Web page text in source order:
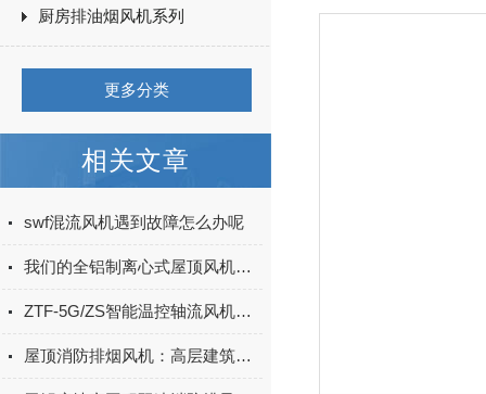
厨房排油烟风机系列
更多分类
相关文章
swf混流风机遇到故障怎么办呢
我们的全铝制离心式屋顶风机不一样
ZTF-5G/ZS智能温控轴流风机的优点
屋顶消防排烟风机：高层建筑安全的新保障